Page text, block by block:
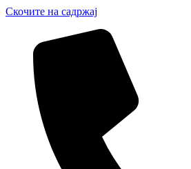
Скочите на садржај